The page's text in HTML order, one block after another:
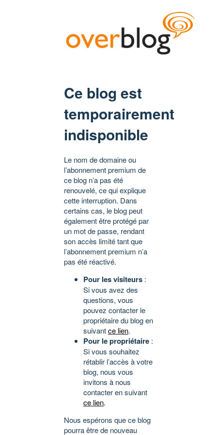
Ce blog est
temporairement
indisponible
Le nom de domaine ou
l’abonnement premium de
ce blog n’a pas été
renouvelé, ce qui explique
cette interruption. Dans
certains cas, le blog peut
également être protégé par
un mot de passe, rendant
son accès limité tant que
l’abonnement premium n’a
pas été réactivé.
Pour les visiteurs :
Si vous avez des
questions, vous
pouvez contacter le
propriétaire du blog en
suivantce lien.
Pour le propriétaire :
Si vous souhaitez
rétablir l’accès à votre
blog, nous vous
invitons à nous
contacter en suivant
ce lien.
Nous espérons que ce blog
pourra être de nouveau